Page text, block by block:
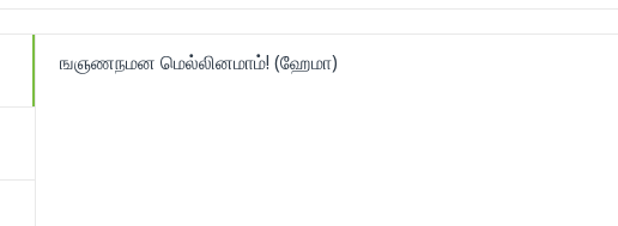
ஙஞணநமன மெல்லினமாம்! (ஹேமா)